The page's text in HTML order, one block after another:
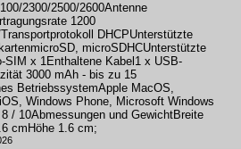
2300/2500/2600Antenne
1200
DHCPUnterstützte
microSDHCUnterstützte
SIM x 1Enthaltene Kabel1 x USB-
3000 mAh - bis zu 15
BetriebssystemApple MacOS,
Windows Phone, Microsoft Windows
/ 10Abmessungen und GewichtBreite
cmHöhe 1.6 cm;